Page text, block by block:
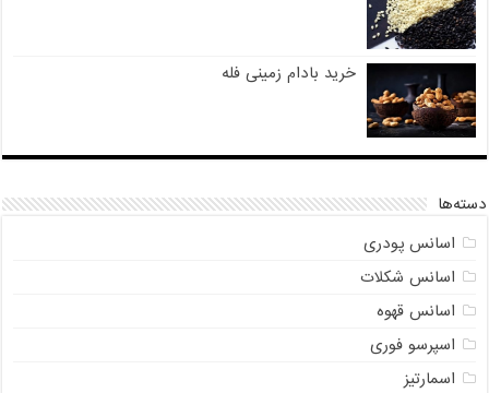
خرید بادام زمینی فله
دسته‌ها
اسانس پودری
اسانس شکلات
اسانس قهوه
اسپرسو فوری
اسمارتیز